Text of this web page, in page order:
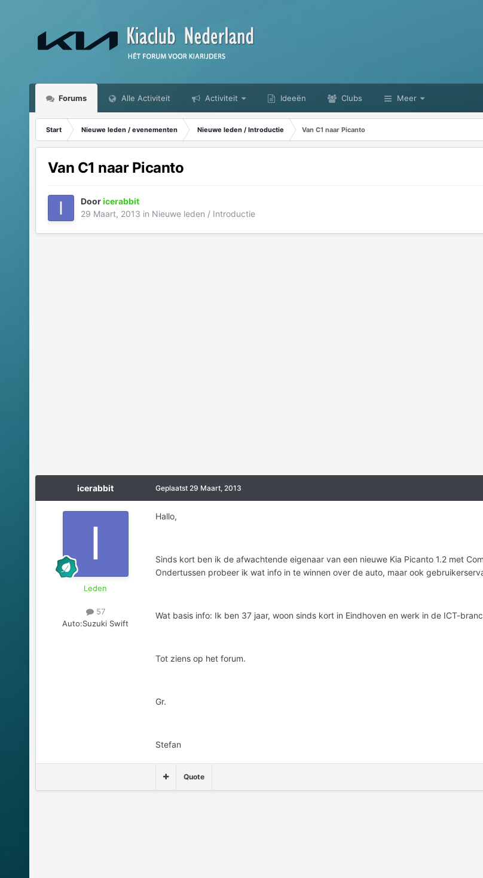
Forums Alle Activiteit Activiteit Ideeën Clubs Meer
Start Nieuwe leden / evenementen Nieuwe leden / Introductie Van C1 naar Picanto
Van C1 naar Picanto
Dooricerabbit
29 Maart, 2013 in Nieuwe leden / Introductie
icerabbit
Leden
57
Auto:Suzuki Swift
Geplaatst 29 Maart, 2013
Hallo,
Sinds kort ben ik de afwachtende eigenaar van een nieuwe Kia Picanto 1.2 met
Ondertussen probeer ik wat info in te winnen over de auto, maar ook
Wat basis info: Ik ben 37 jaar, woon sinds kort in Eindhoven en werk in de ICT-
Tot ziens op het forum.
Gr.
Stefan
Quote